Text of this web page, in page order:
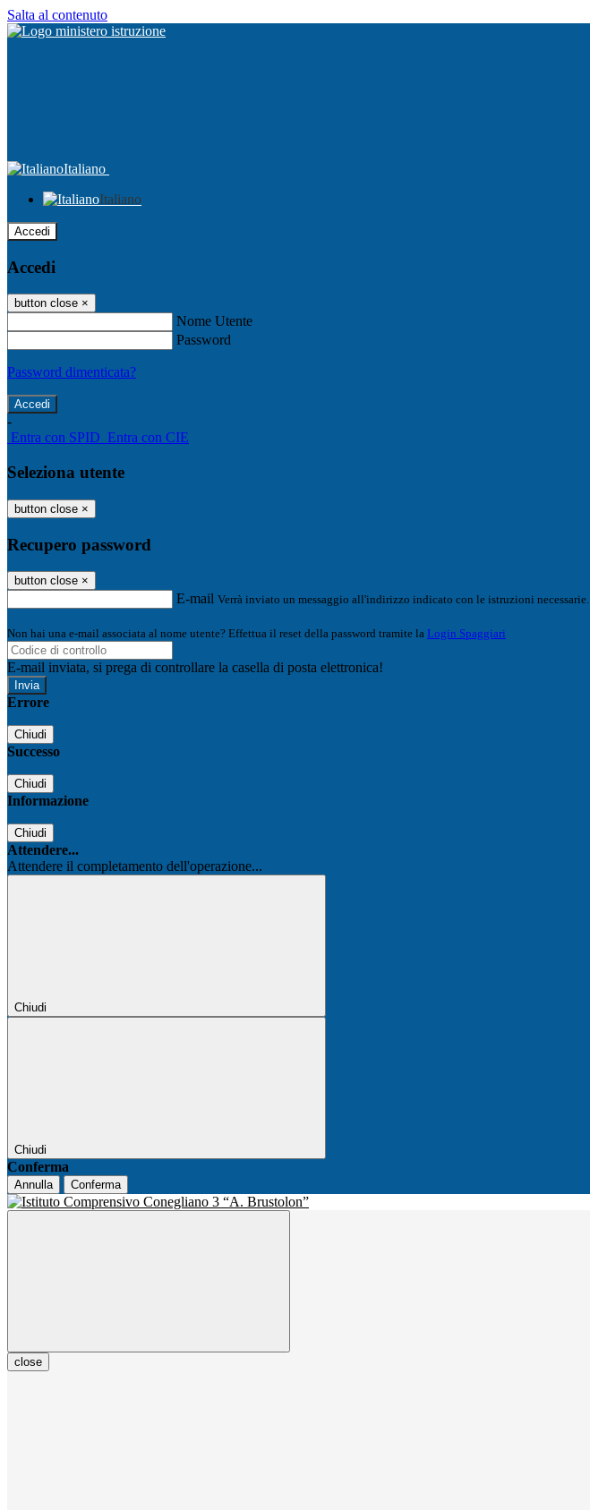
Salta al contenuto
Italiano
Italiano
Accedi
Accedi
button close ×
Nome Utente
Password
Password dimenticata?
-
Entra con SPID Entra con CIE
Seleziona utente
button close ×
Recupero password
button close ×
E-mail Verrà inviato un messaggio all'indirizzo indicato con le istruzioni necessarie.
Non hai una e-mail associata al nome utente? Effettua il reset della password tramite la Login Spaggiari
E-mail inviata, si prega di controllare la casella di posta elettronica!
Errore
Chiudi
Successo
Chiudi
Informazione
Chiudi
Attendere...
Attendere il completamento dell'operazione...
Chiudi
Chiudi
Conferma
Annulla Conferma
close